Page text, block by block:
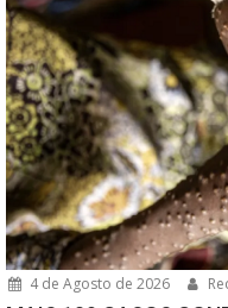
4 de Agosto de 2026